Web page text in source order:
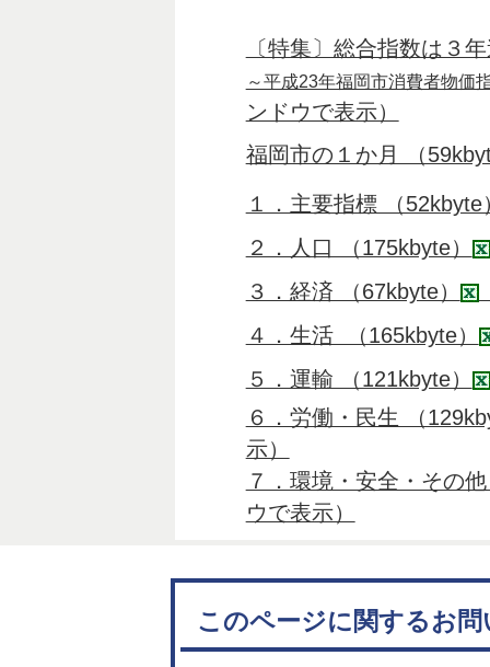
〔特集〕総合指数は３
～平成23年福岡市消費者物価
ンドウで表示）
福岡市の１か月 （
１．主要指標 （52kbyte
２．人口 （175kbyte）
３．経済 （67kbyte）
４．生活 （165kbyte）
５．運輸 （121kbyte）
６．労働・民生 （
示）
７．環境・安全・その
ウで表示）
このページに関するお問